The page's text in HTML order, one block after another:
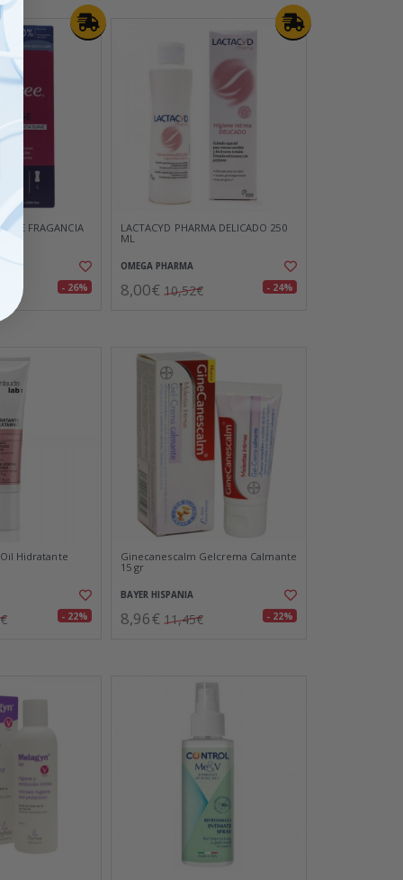
FRAGANCIA
- 26%
LACTACYD PHARMA DELICADO 250
ML
OMEGA PHARMA
8,00€ 10,52€ - 24%
Hidratante
- 22%
Ginecanescalm Gelcrema Calmante
15 gr
BAYER HISPANIA
8,96€ 11,45€ - 22%